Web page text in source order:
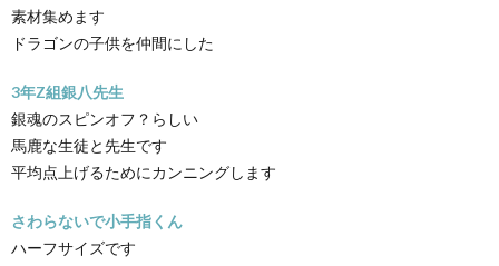
素材集めます
ドラゴンの子供を仲間にした
3年Z組銀八先生
銀魂のスピンオフ？らしい
馬鹿な生徒と先生です
平均点上げるためにカンニングします
さわらないで小手指くん
ハーフサイズです